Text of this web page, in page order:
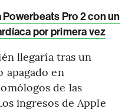
Powerbeats Pro 2 con un
por primera vez
llegaría tras un
en
de las
ingresos de Apple